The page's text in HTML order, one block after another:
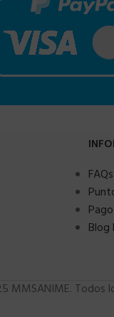
FAQs
Blog
MMSANIME. Todos